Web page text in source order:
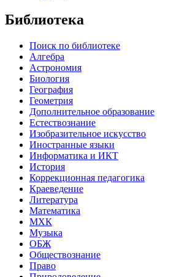
Библиотека
Поиск по библиотеке
Алгебра
Астрономия
Биология
География
Геометрия
Дополнительное образование
Естествознание
Изобразительное искусство
Иностранные языки
Информатика и ИКТ
История
Коррекционная педагогика
Краеведение
Литература
Математика
МХК
Музыка
ОБЖ
Обществознание
Право